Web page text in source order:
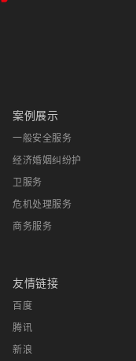
案例展示
一般安全服务
经济婚姻纠纷护
卫服务
危机处理服务
商务服务
友情链接
百度
腾讯
新浪